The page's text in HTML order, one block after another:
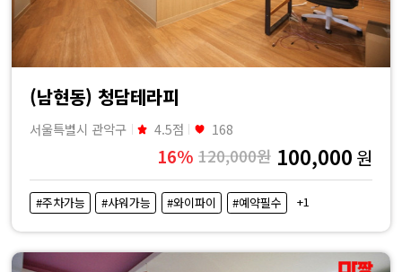
(남현동) 청담테라피
서울특별시 관악구 4.5점 168
16% 120,000원 100,000 원
#주차가능 #샤워가능 #와이파이 #예약필수 +1